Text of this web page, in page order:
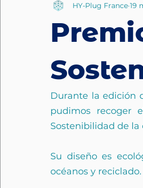
HY-Plug France 19
Durante la edición
pudimos recoger
Sostenibilidad de la
Su diseño es
océanos y reciclado.